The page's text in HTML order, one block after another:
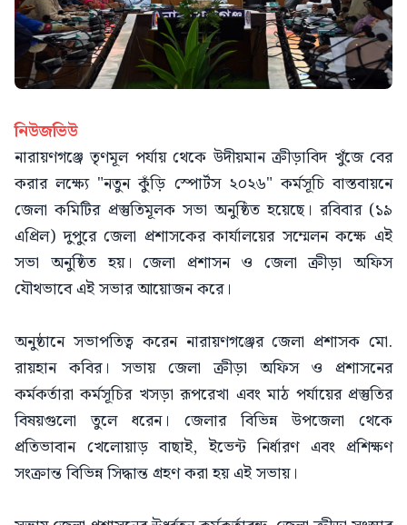
নিউজভিউ
নারায়ণগঞ্জে তৃণমূল পর্যায় থেকে উদীয়মান ক্রীড়াবিদ খুঁজে বের
করার লক্ষ্যে "নতুন কুঁড়ি স্পোর্টস ২০২৬" কর্মসূচি বাস্তবায়নে
জেলা কমিটির প্রস্তুতিমূলক সভা অনুষ্ঠিত হয়েছে। রবিবার (১৯
এপ্রিল) দুপুরে জেলা প্রশাসকের কার্যালয়ের সম্মেলন কক্ষে এই
সভা অনুষ্ঠিত হয়। জেলা প্রশাসন ও জেলা ক্রীড়া অফিস
যৌথভাবে এই সভার আয়োজন করে।
অনুষ্ঠানে সভাপতিত্ব করেন নারায়ণগঞ্জের জেলা প্রশাসক মো.
রায়হান কবির। সভায় জেলা ক্রীড়া অফিস ও প্রশাসনের
কর্মকর্তারা কর্মসূচির খসড়া রূপরেখা এবং মাঠ পর্যায়ের প্রস্তুতির
বিষয়গুলো তুলে ধরেন। জেলার বিভিন্ন উপজেলা থেকে
প্রতিভাবান খেলোয়াড় বাছাই, ইভেন্ট নির্ধারণ এবং প্রশিক্ষণ
সংক্রান্ত বিভিন্ন সিদ্ধান্ত গ্রহণ করা হয় এই সভায়।